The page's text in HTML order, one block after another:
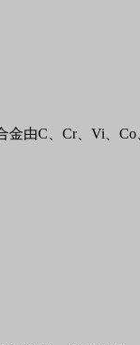
金由C Cr、 Vi Co